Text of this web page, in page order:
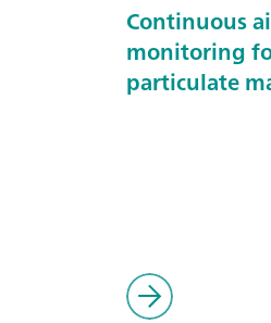
Continuous
monitoring
particulate